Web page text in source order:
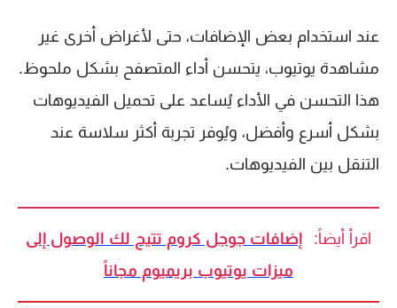
عند استخدام بعض الإضافات، حتى لأغراض أخرى غير
مشاهدة يوتيوب، يتحسن أداء المتصفح بشكل ملحوظ.
هذا التحسن في الأداء يُساعد على تحميل الفيديوهات
بشكل أسرع وأفضل، ويُوفر تجربة أكثر سلاسة عند
التنقل بين الفيديوهات.
اقرأ أيضاً:
إضافات جوجل كروم تتيح لك الوصول إلى
ميزات يوتيوب بريميوم مجاناً